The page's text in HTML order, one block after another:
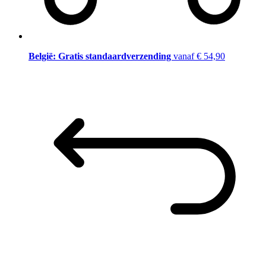
België: Gratis standaardverzending vanaf € 54,90